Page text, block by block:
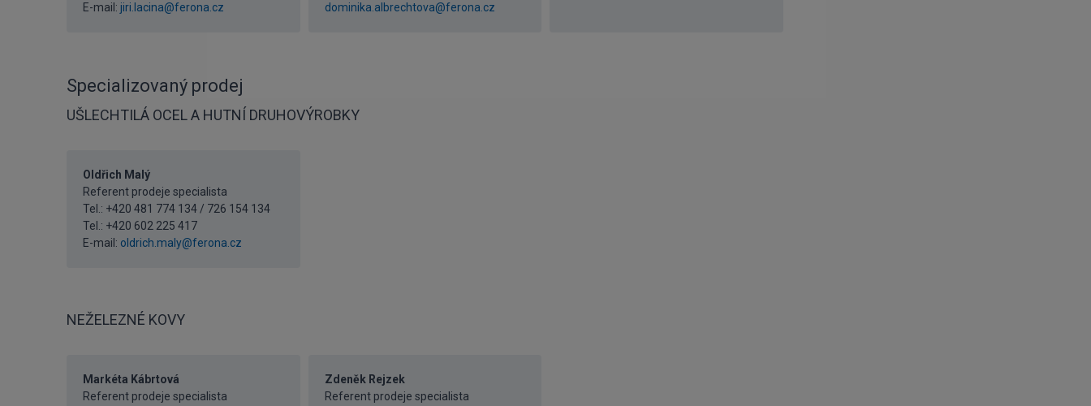
E-mail: jiri.lacina@ferona.cz
dominika.albrechtova@ferona.cz
Specializovaný prodej
UŠLECHTILÁ OCEL A HUTNÍ DRUHOVÝROBKY
Oldřich Malý
Referent prodeje specialista
Tel.: +420 481 774 134 / 726 154 134
Tel.: +420 602 225 417
E-mail: oldrich.maly@ferona.cz
NEŽELEZNÉ KOVY
Markéta Kábrtová
Referent prodeje specialista
Zdeněk Rejzek
Referent prodeje specialista